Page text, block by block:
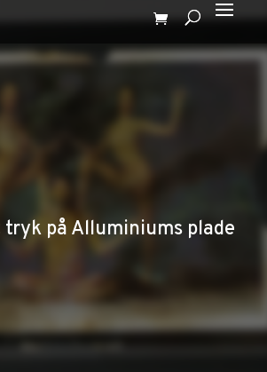
på Alluminiums plade